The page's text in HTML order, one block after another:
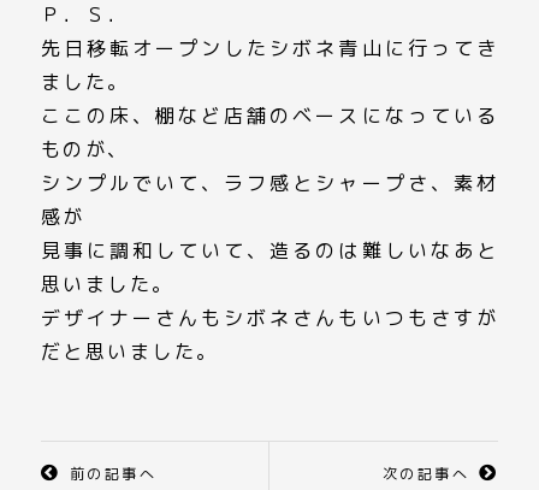
Ｐ．Ｓ．
先日移転オープンしたシボネ青山に行ってき
ました。
ここの床、棚など店舗のベースになっている
ものが、
シンプルでいて、ラフ感とシャープさ、素材
感が
見事に調和していて、造るのは難しいなあと
思いました。
デザイナーさんもシボネさんもいつもさすが
だと思いました。
前の記事へ 次の記事へ